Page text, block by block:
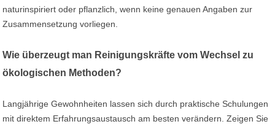
naturinspiriert oder pflanzlich, wenn keine genauen Angaben zur
Zusammensetzung vorliegen.
Wie überzeugt man Reinigungskräfte vom Wechsel zu
ökologischen Methoden?
Langjährige Gewohnheiten lassen sich durch praktische Schulungen
mit direktem Erfahrungsaustausch am besten verändern. Zeigen Sie